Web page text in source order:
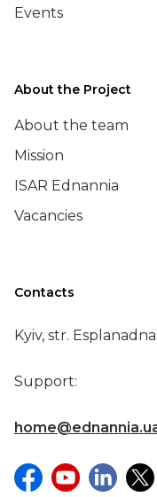
Events
About the Project
About the team
Mission
ISAR Ednannia
Vacancies
Contacts
Kyiv, str.
Support: